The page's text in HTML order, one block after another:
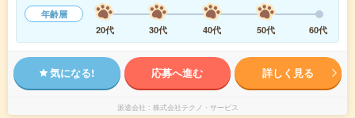
年齢層
20代
30代 40代 50代 60代
気になる! 応募へ進む 詳しく見る
派遣会社 株式会社テクノ・サービス